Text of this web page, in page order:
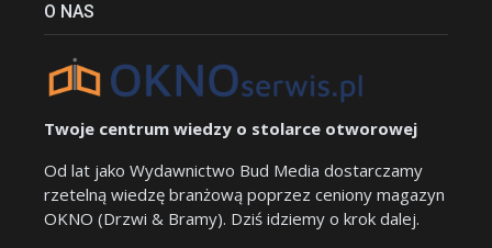
O NAS
Twoje centrum wiedzy o stolarce otworowej
Od lat jako Wydawnictwo Bud Media dostarczamy
rzetelną wiedzę branżową poprzez ceniony magazyn
OKNO (Drzwi & Bramy). Dziś idziemy o krok dalej.